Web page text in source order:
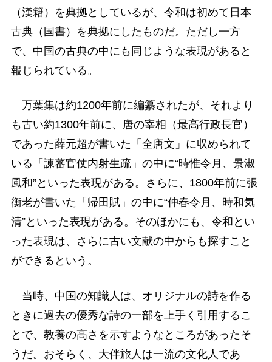
（漢籍）を典拠としているが、令和は初めて日本
古典（国書）を典拠にしたものだ。ただし一方
で、中国の古典の中にも同じような表現があると
報じられている。
万葉集は約1200年前に編纂されたが、それより
も古い約1300年前に、唐の宰相（最高行政長官）
であった薛元超が書いた「全唐文」に収められて
いる「諫蕃官仗内射生疏」の中に“時惟令月、景淑
風和”といった表現がある。さらに、1800年前に張
衡老が書いた「帰田賦」の中に“仲春令月、時和気
清”といった表現がある。そのほかにも、令和とい
った表現は、さらに古い文献の中からも探すこと
ができるという。
当時、中国の知識人は、オリジナルの詩を作る
ときに過去の優秀な詩の一部を上手く引用するこ
とで、教養の高さを示すようなところがあったそ
うだ。おそらく、大伴旅人は一流の文化人であ